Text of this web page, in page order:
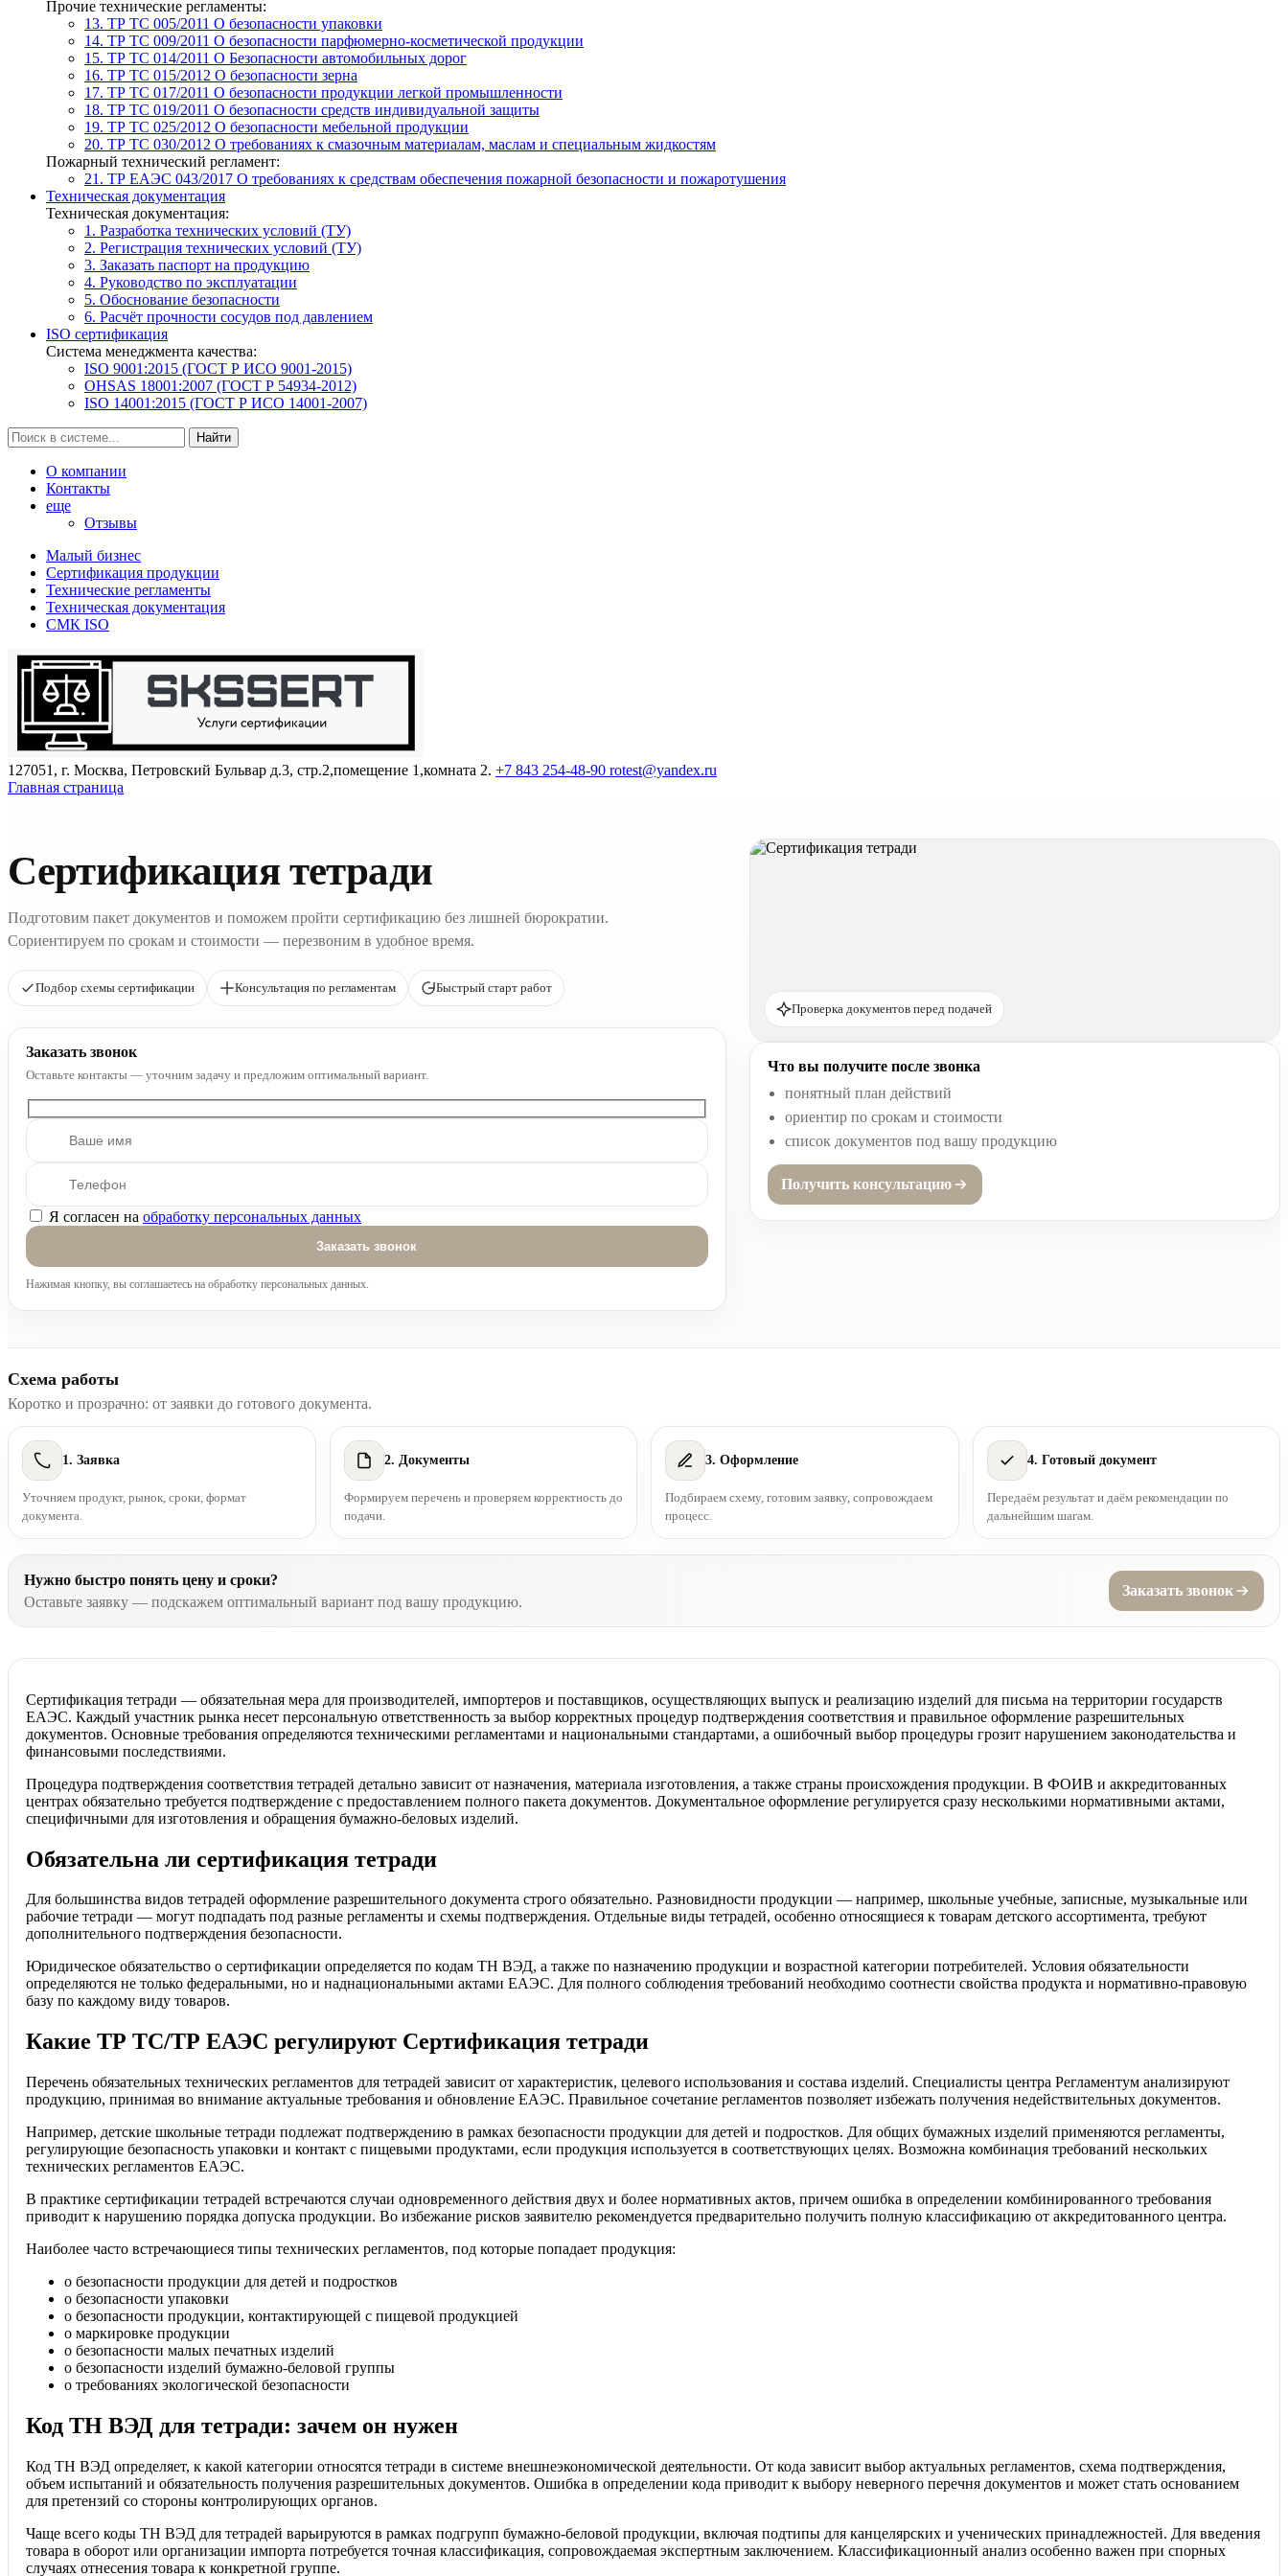
Прочие технические регламенты:
13. ТР ТС 005/2011 О безопасности упаковки
14. ТР ТС 009/2011 О безопасности парфюмерно-косметической продукции
15. ТР ТС 014/2011 О Безопасности автомобильных дорог
16. ТР ТС 015/2012 О безопасности зерна
17. ТР ТС 017/2011 О безопасности продукции легкой промышленности
18. ТР ТС 019/2011 О безопасности средств индивидуальной защиты
19. ТР ТС 025/2012 О безопасности мебельной продукции
20. ТР ТС 030/2012 О требованиях к смазочным материалам, маслам и специальным жидкостям
Пожарный технический регламент:
21. ТР ЕАЭС 043/2017 О требованиях к средствам обеспечения пожарной безопасности и пожаротушения
Техническая документация
Техническая документация:
1. Разработка технических условий (ТУ)
2. Регистрация технических условий (ТУ)
3. Заказать паспорт на продукцию
4. Руководство по эксплуатации
5. Обоснование безопасности
6. Расчёт прочности сосудов под давлением
ISO сертификация
Система менеджмента качества:
ISO 9001:2015 (ГОСТ Р ИСО 9001-2015)
OHSAS 18001:2007 (ГОСТ Р 54934-2012)
ISO 14001:2015 (ГОСТ Р ИСО 14001-2007)
Найти
О компании
Контакты
еще
Отзывы
Малый бизнес
Сертификация продукции
Технические регламенты
Техническая документация
СМК ISO
127051, г. Москва, Петровский Бульвар д.3, стр.2,помещение 1,комната 2. +7 843 254-48-90 rotest@yandex.ru
Главная страница
Сертификация тетради
Подготовим пакет документов и поможем пройти сертификацию без лишней бюрократии.
Сориентируем по срокам и стоимости — перезвоним в удобное время.
Подбор схемы сертификации Консультация по регламентам Быстрый старт работ
Заказать звонок
Оставьте контакты — уточним задачу и предложим оптимальный вариант.
Оставьте это поле пустым.
Я согласен на обработку персональных данных
Нажимая кнопку, вы соглашаетесь на обработку персональных данных.
Проверка документов перед подачей
Что вы получите после звонка
понятный план действий
ориентир по срокам и стоимости
список документов под вашу продукцию
Получить консультацию
Схема работы
Коротко и прозрачно: от заявки до готового документа.
1. Заявка
Уточняем продукт, рынок, сроки, формат
документа.
2. Документы
Формируем перечень и проверяем корректность до
подачи.
3. Оформление
Подбираем схему, готовим заявку, сопровождаем
процесс.
4. Готовый документ
Передаём результат и даём рекомендации по
дальнейшим шагам.
Нужно быстро понять цену и сроки?
Оставьте заявку — подскажем оптимальный вариант под вашу продукцию.
Заказать звонок
Сертификация тетради — обязательная мера для производителей, импортеров и поставщиков, осуществляющих выпуск и реализацию изделий для письма на территории государств
ЕАЭС. Каждый участник рынка несет персональную ответственность за выбор корректных процедур подтверждения соответствия и правильное оформление разрешительных
документов. Основные требования определяются техническими регламентами и национальными стандартами, а ошибочный выбор процедуры грозит нарушением законодательства и
финансовыми последствиями.
Процедура подтверждения соответствия тетрадей детально зависит от назначения, материала изготовления, а также страны происхождения продукции. В ФОИВ и аккредитованных
центрах обязательно требуется подтверждение с предоставлением полного пакета документов. Документальное оформление регулируется сразу несколькими нормативными актами,
специфичными для изготовления и обращения бумажно-беловых изделий.
Обязательна ли сертификация тетради
Для большинства видов тетрадей оформление разрешительного документа строго обязательно. Разновидности продукции — например, школьные учебные, записные, музыкальные или
рабочие тетради — могут подпадать под разные регламенты и схемы подтверждения. Отдельные виды тетрадей, особенно относящиеся к товарам детского ассортимента, требуют
дополнительного подтверждения безопасности.
Юридическое обязательство о сертификации определяется по кодам ТН ВЭД, а также по назначению продукции и возрастной категории потребителей. Условия обязательности
определяются не только федеральными, но и наднациональными актами ЕАЭС. Для полного соблюдения требований необходимо соотнести свойства продукта и нормативно-правовую
базу по каждому виду товаров.
Какие ТР ТС/ТР ЕАЭС регулируют Сертификация тетради
Перечень обязательных технических регламентов для тетрадей зависит от характеристик, целевого использования и состава изделий. Специалисты центра Регламентум анализируют
продукцию, принимая во внимание актуальные требования и обновление ЕАЭС. Правильное сочетание регламентов позволяет избежать получения недействительных документов.
Например, детские школьные тетради подлежат подтверждению в рамках безопасности продукции для детей и подростков. Для общих бумажных изделий применяются регламенты,
регулирующие безопасность упаковки и контакт с пищевыми продуктами, если продукция используется в соответствующих целях. Возможна комбинация требований нескольких
технических регламентов ЕАЭС.
В практике сертификации тетрадей встречаются случаи одновременного действия двух и более нормативных актов, причем ошибка в определении комбинированного требования
приводит к нарушению порядка допуска продукции. Во избежание рисков заявителю рекомендуется предварительно получить полную классификацию от аккредитованного центра.
Наиболее часто встречающиеся типы технических регламентов, под которые попадает продукция:
о безопасности продукции для детей и подростков
о безопасности упаковки
о безопасности продукции, контактирующей с пищевой продукцией
о маркировке продукции
о безопасности малых печатных изделий
о безопасности изделий бумажно-беловой группы
о требованиях экологической безопасности
Код ТН ВЭД для тетради: зачем он нужен
Код ТН ВЭД определяет, к какой категории относятся тетради в системе внешнеэкономической деятельности. От кода зависит выбор актуальных регламентов, схема подтверждения,
объем испытаний и обязательность получения разрешительных документов. Ошибка в определении кода приводит к выбору неверного перечня документов и может стать основанием
для претензий со стороны контролирующих органов.
Чаще всего коды ТН ВЭД для тетрадей варьируются в рамках подгрупп бумажно-беловой продукции, включая подтипы для канцелярских и ученических принадлежностей. Для введения
товара в оборот или организации импорта потребуется точная классификация, сопровождаемая экспертным заключением. Классификационный анализ особенно важен при спорных
случаях отнесения товара к конкретной группе.